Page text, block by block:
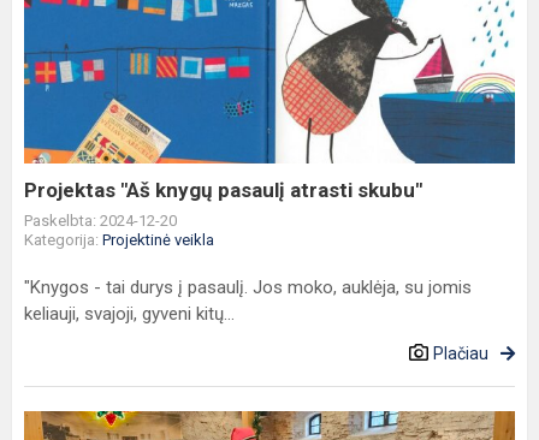
"Aš
knygų
pasaulį
atrasti
Projektas "Aš knygų pasaulį atrasti skubu"
Paskelbta: 2024-12-20
Kategorija: Projektinė veikla
"Knygos - tai durys į pasaulį. Jos moko, auklėja, su jomis
keliauji, svajoji, gyveni kitų...
Plačiau
Kalėdų